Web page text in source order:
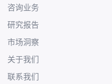
咨询业务
研究报告
市场洞察
关于我们
联系我们